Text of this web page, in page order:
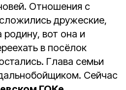
Отношения с
дружеские,
вот она и
в посёлок
Глава семьи
Сейчас